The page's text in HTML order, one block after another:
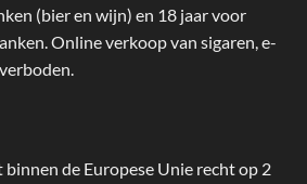
(bier en wijn) en 18 jaar voor
Online verkoop van sigaren, e-
de Europese Unie recht op 2